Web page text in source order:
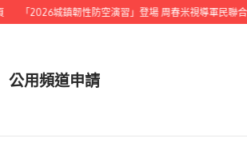
「2026城鎮韌性防空演習」登場 周春米視導軍民聯合演
公用頻道申請